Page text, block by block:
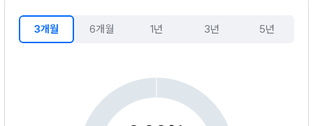
3개월 6개월 1년 3년 5년